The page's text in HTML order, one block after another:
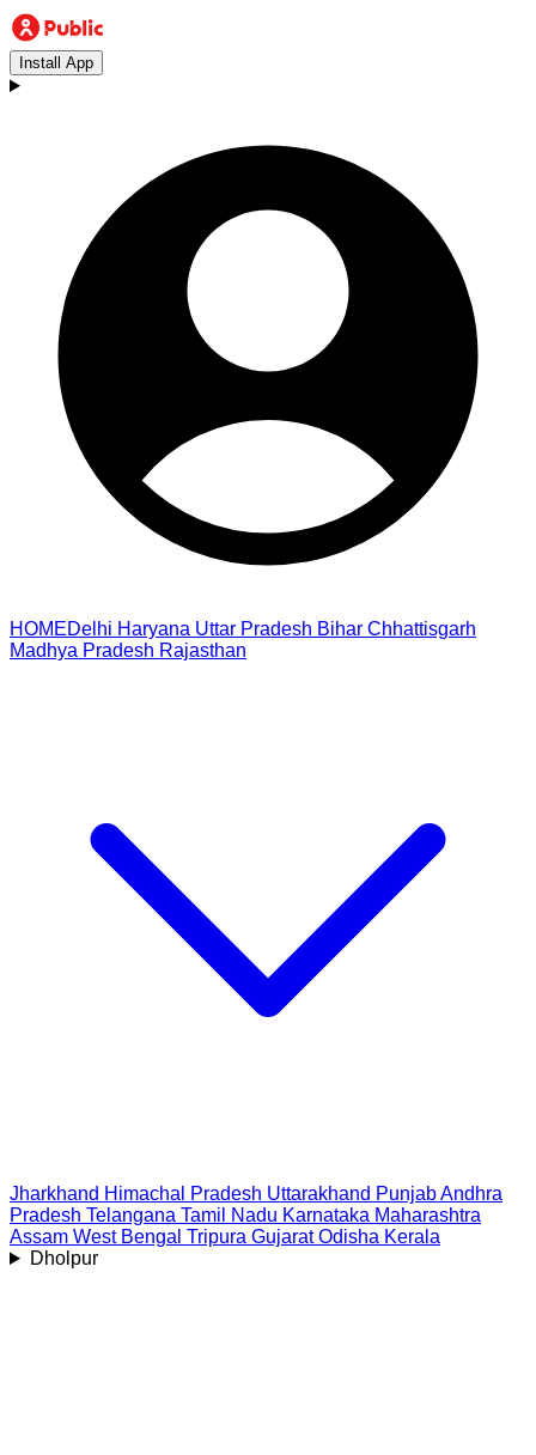
Install App
HOMEDelhi Haryana Uttar Pradesh Bihar Chhattisgarh
Madhya Pradesh Rajasthan
Jharkhand Himachal Pradesh Uttarakhand PunjabAndhra
Pradesh Telangana Tamil Nadu Karnataka Maharashtra
Assam West Bengal Tripura Gujarat Odisha Kerala
Dholpur